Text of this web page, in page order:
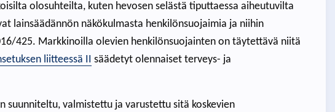
olosuhteilta, kuten hevosen selästä tiputtaessa aiheutuvilta
lainsäädännön näkökulmasta henkilönsuojaimia ja niihin
425. Markkinoilla olevien henkilönsuojainten on täytettävä niitä
liitteessä II säädetyt olennaiset terveys- ja
suunniteltu, valmistettu ja varustettu sitä koskevien